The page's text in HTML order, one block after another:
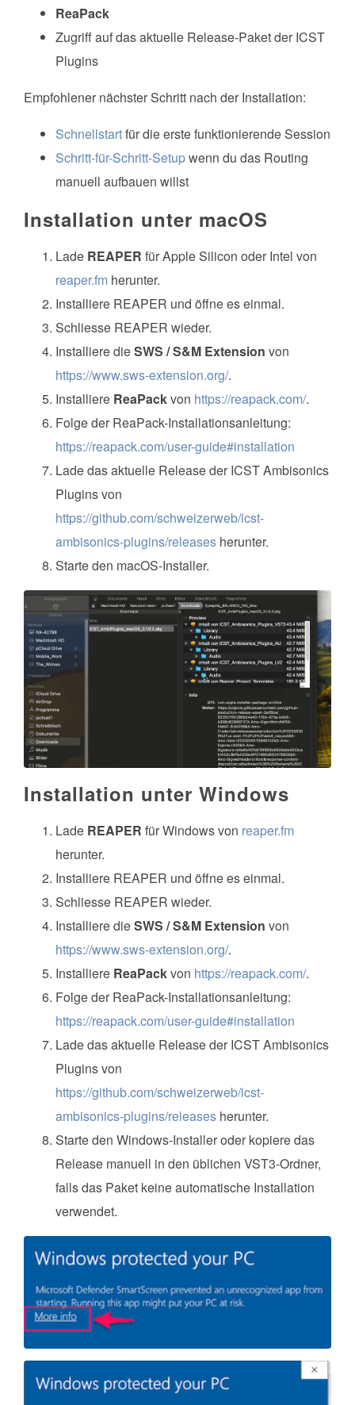
ReaPack
Zugriff auf das aktuelle Release-Paket der ICST
Plugins
Empfohlener nächster Schritt nach der Installation:
Schnellstartfür die erste funktionierende Session
Schritt-für-Schritt-Setupwenn du das Routing
manuell aufbauen willst
Installation unter macOS
Lade REAPER für Apple Silicon oder Intel von
reaper.fm herunter.
Installiere REAPER und öffne es einmal.
Schliesse REAPER wieder.
Installiere dieSWS / S&M Extension von
https://www.sws-extension.org/.
Installiere ReaPackvon https://reapack.com/.
Folge der ReaPack-Installationsanleitung:
https://reapack.com/user-guide#installation
Lade das aktuelle Release der ICST Ambisonics
Plugins von
https://github.com/schweizerweb/icst-
ambisonics-plugins/releases herunter.
Starte den macOS-Installer.
Installation unter Windows
Lade REAPER für Windows von reaper.fm
herunter.
Installiere REAPER und öffne es einmal.
Schliesse REAPER wieder.
Installiere dieSWS / S&M Extension von
https://www.sws-extension.org/.
Installiere ReaPackvon https://reapack.com/.
Folge der ReaPack-Installationsanleitung:
https://reapack.com/user-guide#installation
Lade das aktuelle Release der ICST Ambisonics
Plugins von
https://github.com/schweizerweb/icst-
ambisonics-plugins/releases herunter.
Starte den Windows-Installer oder kopiere das
Release manuell in den üblichen VST3-Ordner,
falls das Paket keine automatische Installation
verwendet.